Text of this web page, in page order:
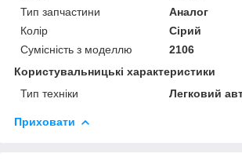
Тип запчастини
Аналог
Колір
Сірий
Сумісність з моделлю
2106
Користувальницькі характеристики
Тип техніки
Легковий
Приховати